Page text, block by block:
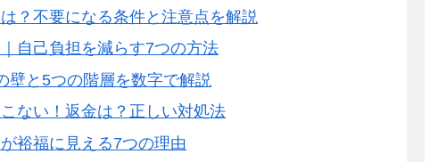
？不要になる条件と注意点を解説
自己負担を減らす7つの方法
壁と5つの階層を数字で解説
ない！返金は？正しい対処法
裕福に見える7つの理由